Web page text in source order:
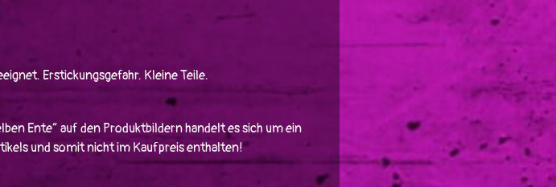
Erstickungsgefahr. Kleine Teile.
Ente“ auf den Produktbildern handelt es sich um ein
und somit nicht im Kaufpreis enthalten!